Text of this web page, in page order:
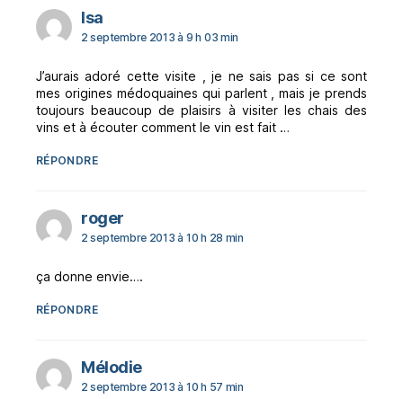
Isadit :
2 septembre 2013 à 9 h 03 min
J’aurais adoré cette visite , je ne sais pas si ce sont
mes origines médoquaines qui parlent , mais je prends
toujours beaucoup de plaisirs à visiter les chais des
vins et à écouter comment le vin est fait …
RÉPONDRE
rogerdit :
2 septembre 2013 à 10 h 28 min
ça donne envie….
RÉPONDRE
Mélodiedit :
2 septembre 2013 à 10 h 57 min